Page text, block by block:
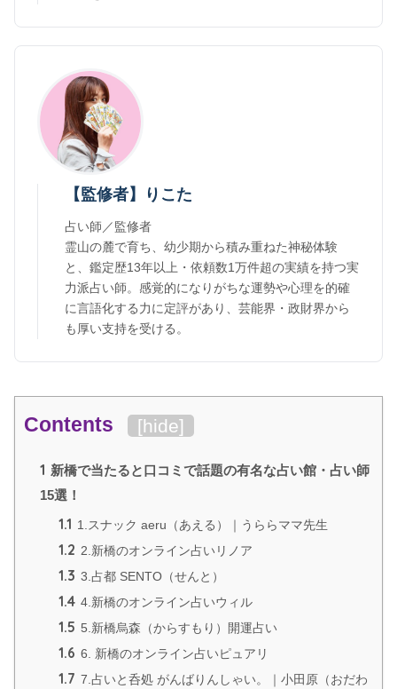
【監修者】りこた
占い師／監修者
霊山の麓で育ち、幼少期から積み重ねた神秘体験
と、鑑定歴13年以上・依頼数1万件超の実績を持つ実
力派占い師。感覚的になりがちな運勢や心理を的確
に言語化する力に定評があり、芸能界・政財界から
も厚い支持を受ける。
Contents [hide]
1 新橋で当たると口コミで話題の有名な占い館・占い師
15選！
1.1 1.スナック aeru（あえる）｜うららママ先生
1.2 2.新橋のオンライン占いリノア
1.3 3.占都 SENTO（せんと）
1.4 4.新橋のオンライン占いウィル
1.5 5.新橋烏森（からすもり）開運占い
1.6 6. 新橋のオンライン占いピュアリ
1.7 7.占いと呑処 がんばりんしゃい。｜小田原（おだわ